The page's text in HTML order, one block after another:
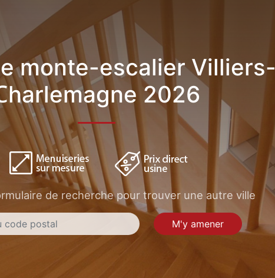
monte-escalier Villiers-
2026
de recherche pour trouver une autre ville
M'y amener